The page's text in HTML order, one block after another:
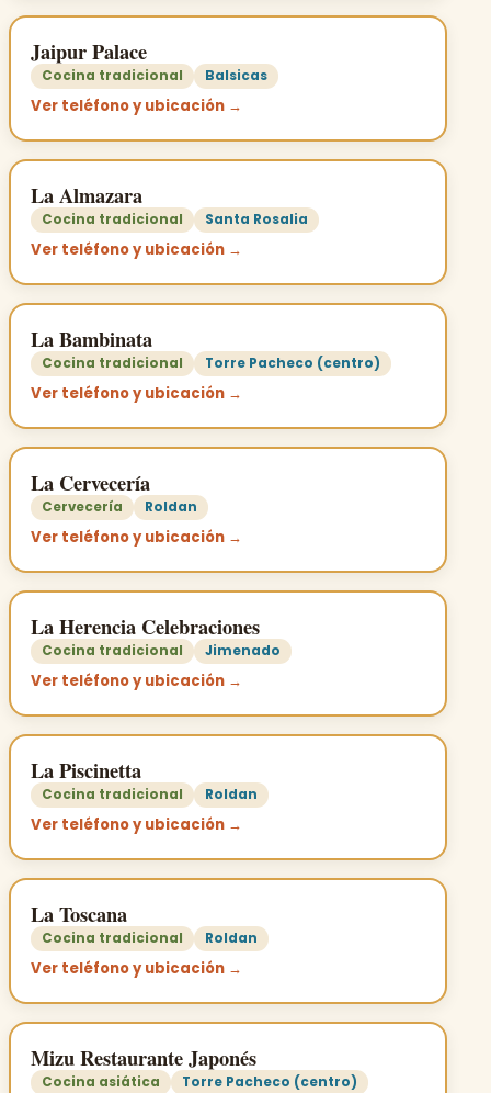
Jaipur Palace
Cocina tradicional Balsicas
Ver teléfono y ubicación →
La Almazara
Cocina tradicional Santa Rosalia
Ver teléfono y ubicación →
La Bambinata
Cocina tradicional Torre Pacheco (centro)
Ver teléfono y ubicación →
La Cervecería
Cervecería Roldan
Ver teléfono y ubicación →
La Herencia Celebraciones
Cocina tradicional Jimenado
Ver teléfono y ubicación →
La Piscinetta
Cocina tradicional Roldan
Ver teléfono y ubicación →
La Toscana
Cocina tradicional Roldan
Ver teléfono y ubicación →
Mizu Restaurante Japonés
Cocina asiática Torre Pacheco (centro)